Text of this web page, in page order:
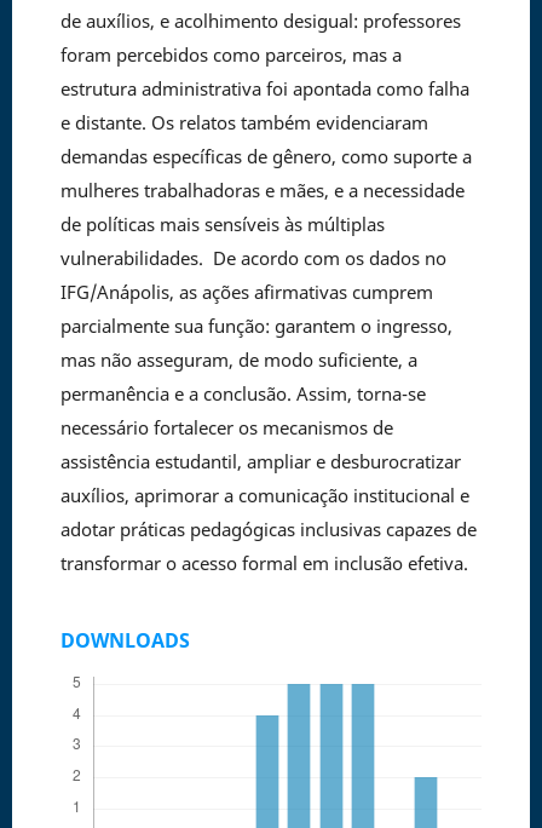
de auxílios, e acolhimento desigual: professores
foram percebidos como parceiros, mas a
estrutura administrativa foi apontada como falha
e distante. Os relatos também evidenciaram
demandas específicas de gênero, como suporte a
mulheres trabalhadoras e mães, e a necessidade
de políticas mais sensíveis às múltiplas
vulnerabilidades. De acordo com os dados no
IFG/Anápolis, as ações afirmativas cumprem
parcialmente sua função: garantem o ingresso,
mas não asseguram, de modo suficiente, a
permanência e a conclusão. Assim, torna-se
necessário fortalecer os mecanismos de
assistência estudantil, ampliar e desburocratizar
auxílios, aprimorar a comunicação institucional e
adotar práticas pedagógicas inclusivas capazes de
transformar o acesso formal em inclusão efetiva.
DOWNLOADS